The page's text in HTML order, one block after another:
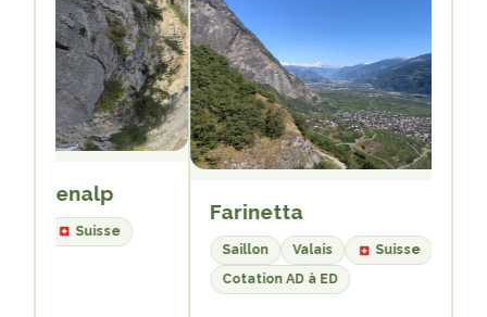
Suisse
Farinetta
Saillon Valais
Suisse
Cotation AD à ED